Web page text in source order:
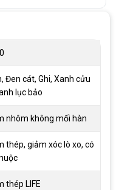
Đen cát, Ghi, Xanh cửu
lục bảo
nhôm không mối hàn
thép, giảm xóc lò xo, có
thép LIFE